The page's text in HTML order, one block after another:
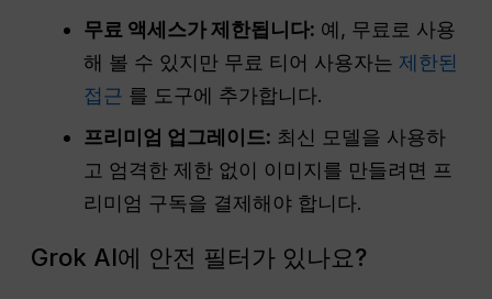
무료 액세스가 제한됩니다: 예, 무료로 사용
해 볼 수 있지만 무료 티어 사용자는제한된
접근 를 도구에 추가합니다.
프리미엄 업그레이드: 최신 모델을 사용하
고 엄격한 제한 없이 이미지를 만들려면 프
리미엄 구독을 결제해야 합니다.
Grok AI에 안전 필터가 있나요?